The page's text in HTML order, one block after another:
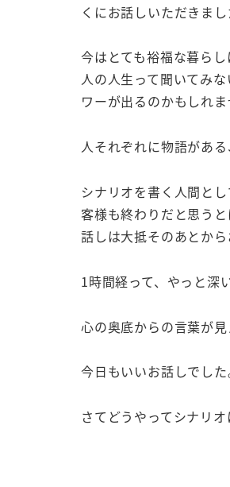
くにお話しいただきまし
今はとても裕福な暮ら
人の人生って聞いてみ
ワーが出るのかもしれま
人それぞれに物語があ
シナリオを書く人間と
客様も終わりだと思う
話しは大抵そのあとから
1時間経って、やっと深
心の奥底からの言葉が見
今日もいいお話しでした
さてどうやってシナリオ